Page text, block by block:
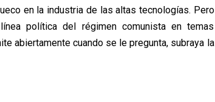
en la industria de las altas tecnologías. Pero
política del régimen comunista en temas
abiertamente cuando se le pregunta, subraya la